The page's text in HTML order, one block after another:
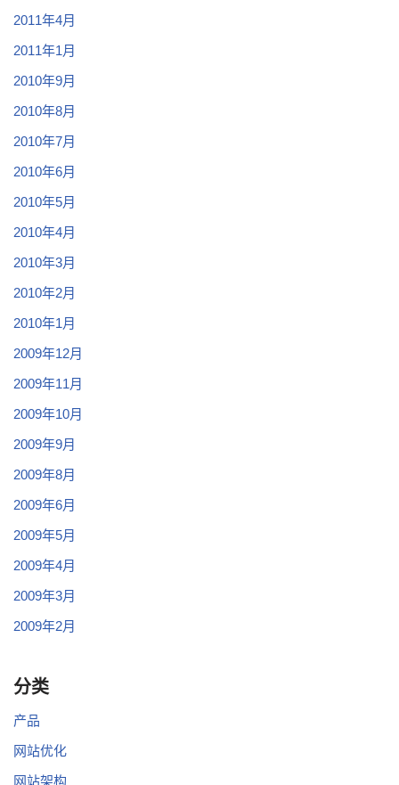
2011年4月
2011年1月
2010年9月
2010年8月
2010年7月
2010年6月
2010年5月
2010年4月
2010年3月
2010年2月
2010年1月
2009年12月
2009年11月
2009年10月
2009年9月
2009年8月
2009年6月
2009年5月
2009年4月
2009年3月
2009年2月
分类
产品
网站优化
网站架构